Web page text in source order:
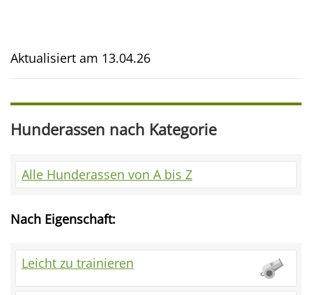
Aktualisiert am 13.04.26
Hunderassen nach Kategorie
Alle Hunderassen von A bis Z
Nach Eigenschaft:
Leicht zu trainieren